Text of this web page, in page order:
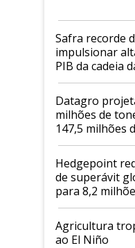
Safra recorde
impulsionar
PIB da cadeia
biodiesel em
Datagro
milhões de
147,5 milhões
2026/27
Hedgepoint
de superávit
para 8,2
Agricultura
ao El Niño